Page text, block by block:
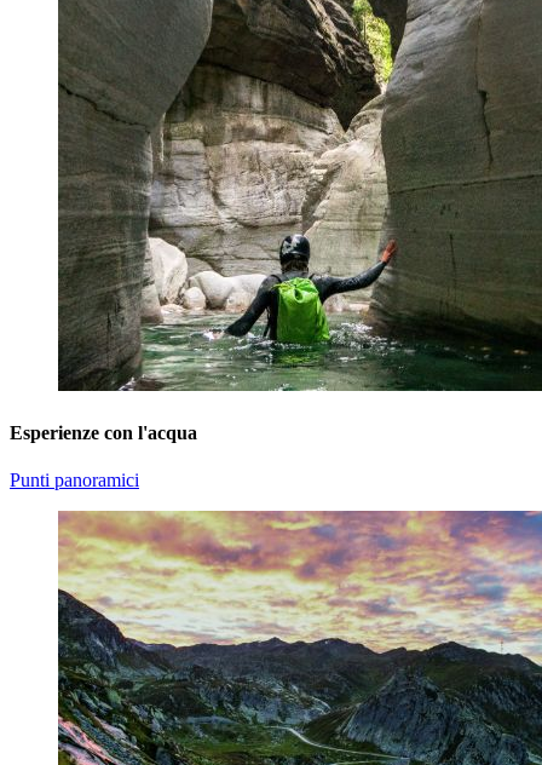
Esperienze con l'acqua
Punti panoramici